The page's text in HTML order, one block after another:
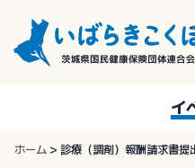
content
イ
ホーム > 診療（調剤）報酬請求書提